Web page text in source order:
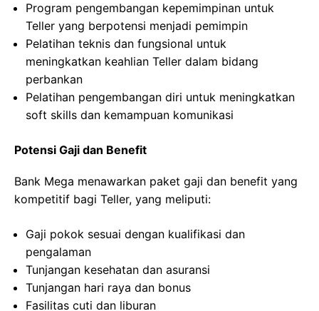
Program pengembangan kepemimpinan untuk
Teller yang berpotensi menjadi pemimpin
Pelatihan teknis dan fungsional untuk
meningkatkan keahlian Teller dalam bidang
perbankan
Pelatihan pengembangan diri untuk meningkatkan
soft skills dan kemampuan komunikasi
Potensi Gaji dan Benefit
Bank Mega menawarkan paket gaji dan benefit yang
kompetitif bagi Teller, yang meliputi:
Gaji pokok sesuai dengan kualifikasi dan
pengalaman
Tunjangan kesehatan dan asuransi
Tunjangan hari raya dan bonus
Fasilitas cuti dan liburan